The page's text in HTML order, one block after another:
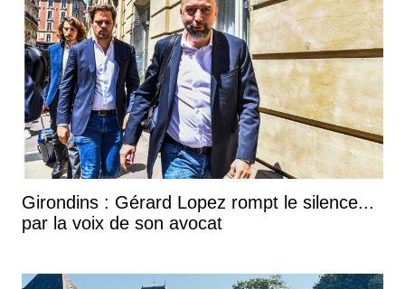
Girondins : Gérard Lopez rompt le silence...
par la voix de son avocat